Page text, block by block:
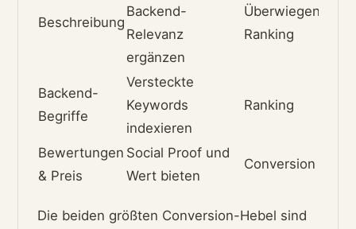
Beschreibung
Backend-
Relevanz
ergänzen
Überwiegend
Ranking
Backend-
Begriffe
Versteckte
Keywords
indexieren
Ranking
Bewertungen
& Preis
Social Proof und
Wert bieten
Conversion
Die beiden größten Conversion-Hebel sind